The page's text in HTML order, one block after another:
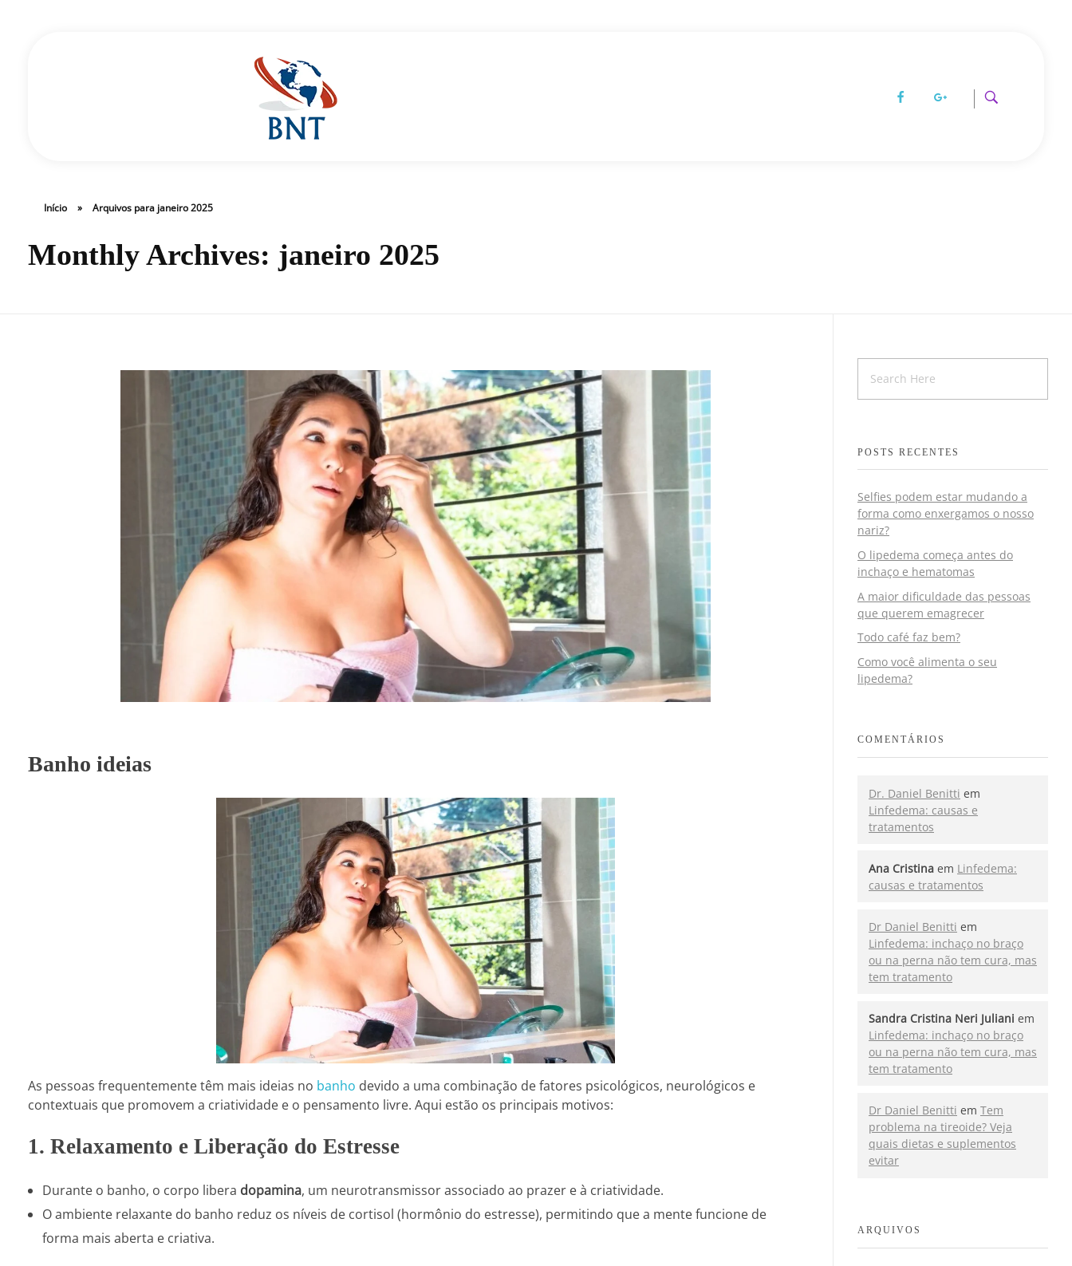
Início » Arquivos para janeiro 2025
Monthly Archives: janeiro 2025
Banho ideias
As pessoas frequentemente têm mais ideias no banho devido a uma combinação de fatores psicológicos, neurológicos e
contextuais que promovem a criatividade e o pensamento livre. Aqui estão os principais motivos:
1. Relaxamento e Liberação do Estresse
Durante o banho, o corpo libera dopamina, um neurotransmissor associado ao prazer e à criatividade.
O ambiente relaxante do banho reduz os níveis de cortisol (hormônio do estresse), permitindo que a mente funcione de
forma mais aberta e criativa.
POSTS RECENTES
Selfies podem estar mudando a
forma como enxergamos o nosso
nariz?
O lipedema começa antes do
inchaço e hematomas
A maior dificuldade das pessoas
que querem emagrecer
Todo café faz bem?
Como você alimenta o seu
lipedema?
COMENTÁRIOS
Dr. Daniel Benitti em
Linfedema: causas e
tratamentos
Ana Cristina em Linfedema:
causas e tratamentos
Dr Daniel Benitti em
Linfedema: inchaço no braço
ou na perna não tem cura, mas
tem tratamento
Sandra Cristina Neri Juliani em
Linfedema: inchaço no braço
ou na perna não tem cura, mas
tem tratamento
Dr Daniel Benitti em Tem
problema na tireoide? Veja
quais dietas e suplementos
evitar
ARQUIVOS